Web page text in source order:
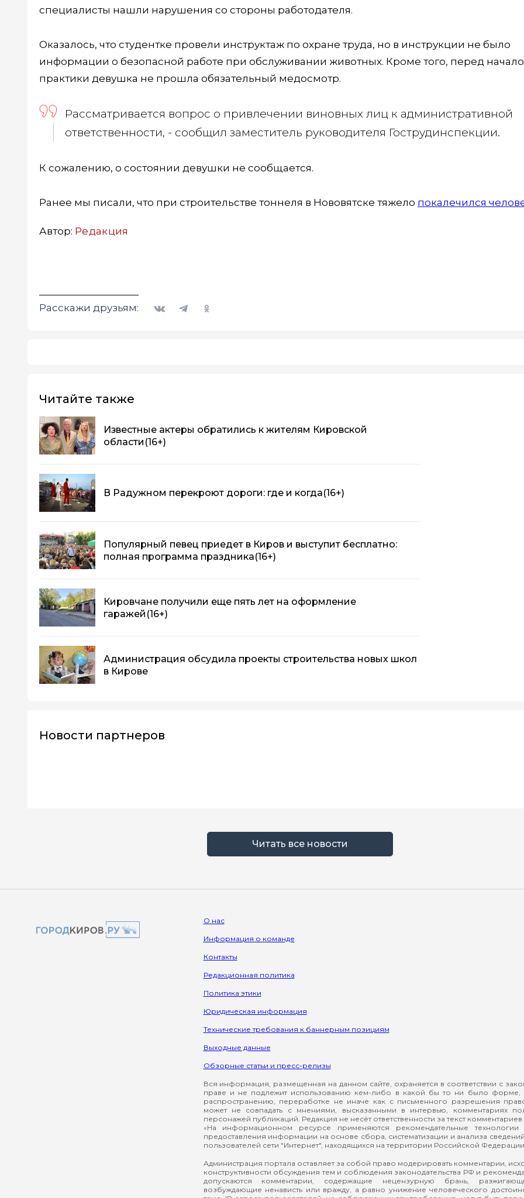
специалисты нашли нарушения со стороны работодателя.
Оказалось, что студентке провели инструктаж по охране труда, но в инструкции не было
информации о безопасной работе при обслуживании животных. Кроме того, перед
практики девушка не прошла обязательный медосмотр.
Рассматривается вопрос о привлечении виновных лиц к административной
ответственности, - сообщил заместитель руководителя Гострудинспекции.
К сожалению, о состоянии девушки не сообщается.
Ранее мы писали, что при строительстве тоннеля в Нововятске тяжело покалечился
Автор: Редакция
Расскажи друзьям:
Читайте также
Известные актеры обратились к жителям Кировской
области (16+)
В Радужном перекроют дороги: где и когда(16+)
Популярный певец приедет в Киров и выступит бесплатно:
полная программа праздника(16+)
Кировчане получили еще пять лет на оформление
гаражей (16+)
Администрация обсудила проекты строительства новых школ
в Кирове
Новости партнеров
Читать все новости
О нас
Информация о команде
Контакты
Редакционная политика
Политика этики
Юридическая информация
Технические требования к баннерным позициям
Выходные данные
Обзорные статьи и пресс-релизы
Вся информация, размещенная на данном сайте, охраняется в соответствии с
праве и не подлежит использованию кем-либо в какой бы то ни было форме,
распространению, переработке не иначе как с письменного разрешения
может не совпадать с мнениями, высказанными в интервью, комментариях
персонажей публикаций. Редакция не несёт ответственности за текст комментариев
«На информационном ресурсе применяются рекомендательные
предоставления информации на основе сбора, систематизации и анализа
пользователей сети "Интернет", находящихся на территории Российской
Администрация портала оставляет за собой право модерировать комментарии,
конструктивности обсуждения тем и соблюдения законодательства РФ и
допускаются комментарии, содержащие нецензурную брань,
возбуждающие ненависть или вражду, а равно унижение человеческого